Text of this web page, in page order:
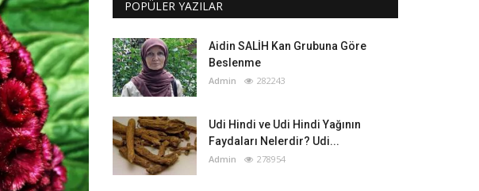
POPÜLER YAZILAR
Aidin SALİH Kan Grubuna Göre
Beslenme
Admin 282243
Udi Hindi ve Udi Hindi Yağının
Faydaları Nelerdir? Udi...
Admin 278954